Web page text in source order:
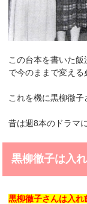
この台本を書いた
で今のままで変える
これを機に黒柳徹子
昔は週8本のドラマ
黒柳徹子は入
黒柳徹子さんは入れ